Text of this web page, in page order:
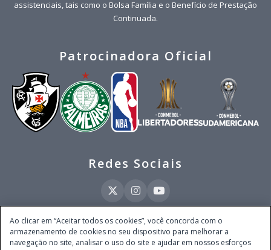
assistenciais, tais como o Bolsa Família e o Benefício de Prestação
Continuada.
Patrocinadora Oficial
Redes Sociais
Este site é operado pela Ventmear Brasil LTDA (CNPJ 52.868.380/0001-84), com
endereço na Avenida Brigadeiro Faria Lima, nº 4.055, 3º andar, Itaim Bibi, no
Ao clicar em “Aceitar todos os cookies”, você concorda com o
armazenamento de cookies no seu dispositivo para melhorar a
navegação no site, analisar o uso do site e ajudar em nossos esforços